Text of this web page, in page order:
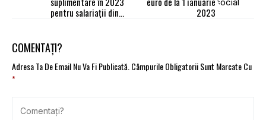
pentru salariaţii din
2023
COMENTAȚI?
Adresa Ta De Email Nu Va Fi Publicată.Câmpurile Obligatorii Sunt Marcate Cu
*